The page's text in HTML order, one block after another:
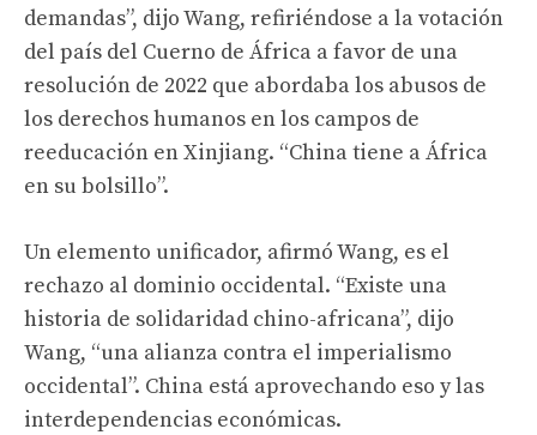
demandas”, dijo Wang, refiriéndose a la votación
del país del Cuerno de África a favor de una
resolución de 2022 que abordaba los abusos de
los derechos humanos en los campos de
reeducación en Xinjiang. “China tiene a África
en su bolsillo”.
Un elemento unificador, afirmó Wang, es el
rechazo al dominio occidental. “Existe una
historia de solidaridad chino-africana”, dijo
Wang, “una alianza contra el imperialismo
occidental”. China está aprovechando eso y las
interdependencias económicas.